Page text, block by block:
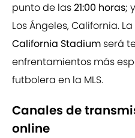
punto de las21:00 horas;
Los Ángeles, California.
California Stadium será
enfrentamientos más
futbolera en la MLS.
Canales de
online